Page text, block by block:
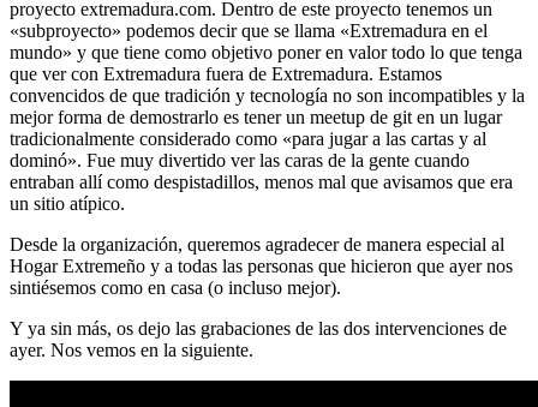
proyecto extremadura.com. Dentro de este proyecto tenemos un
«subproyecto» podemos decir que se llama «Extremadura en el
mundo» y que tiene como objetivo poner en valor todo lo que tenga
que ver con Extremadura fuera de Extremadura. Estamos
convencidos de que tradición y tecnología no son incompatibles y la
mejor forma de demostrarlo es tener un meetup de git en un lugar
tradicionalmente considerado como «para jugar a las cartas y al
dominó». Fue muy divertido ver las caras de la gente cuando
entraban allí como despistadillos, menos mal que avisamos que era
un sitio atípico.
Desde la organización, queremos agradecer de manera especial al
Hogar Extremeño y a todas las personas que hicieron que ayer nos
sintiésemos como en casa (o incluso mejor).
Y ya sin más, os dejo las grabaciones de las dos intervenciones de
ayer. Nos vemos en la siguiente.